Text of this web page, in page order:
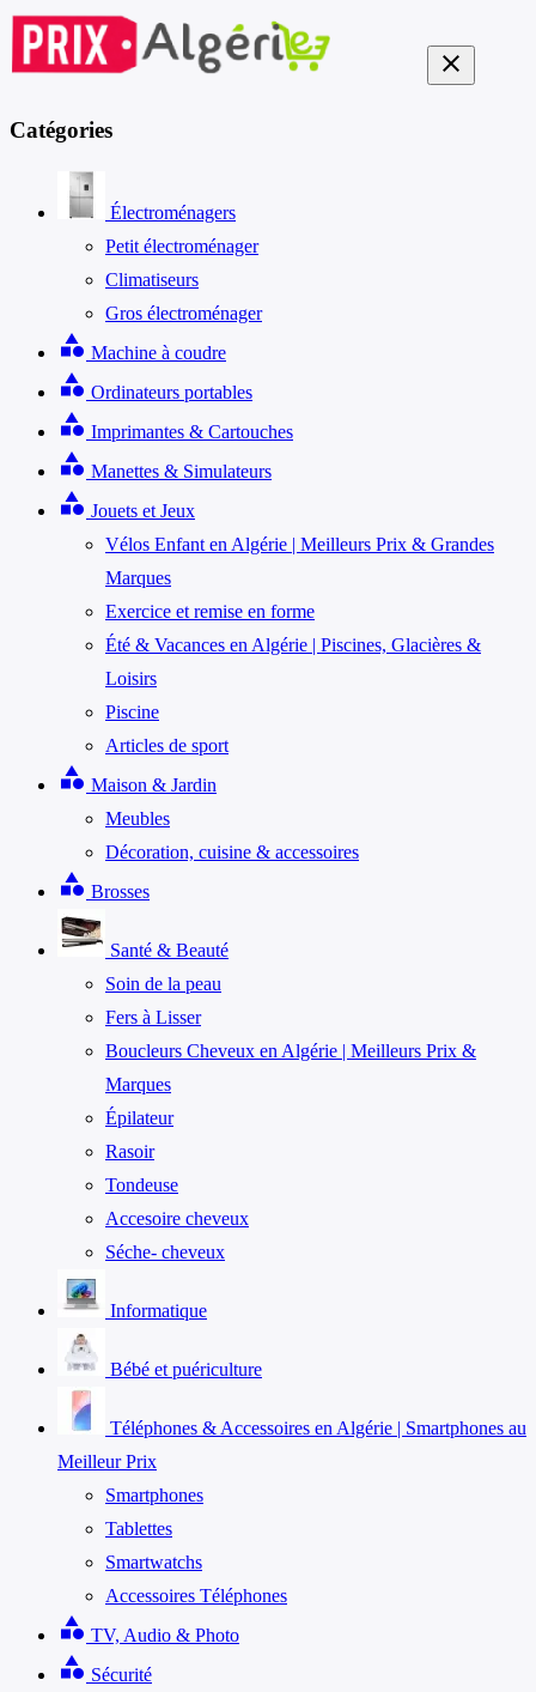
close
Catégories
Électroménagers
Petit électroménager
Climatiseurs
Gros électroménager
category Machine à coudre
category Ordinateurs portables
category Imprimantes & Cartouches
category Manettes & Simulateurs
category Jouets et Jeux
Vélos Enfant en Algérie | Meilleurs Prix & Grandes
Marques
Exercice et remise en forme
Été & Vacances en Algérie | Piscines, Glacières &
Loisirs
Piscine
Articles de sport
category Maison & Jardin
Meubles
Décoration, cuisine & accessoires
category Brosses
Santé & Beauté
Soin de la peau
Fers à Lisser
Boucleurs Cheveux en Algérie | Meilleurs Prix &
Marques
Épilateur
Rasoir
Tondeuse
Accesoire cheveux
Séche- cheveux
Informatique
Bébé et puériculture
Téléphones & Accessoires en Algérie | Smartphones au
Meilleur Prix
Smartphones
Tablettes
Smartwatchs
Accessoires Téléphones
category TV, Audio & Photo
category Sécurité